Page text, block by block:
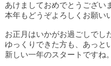
あけましておめでとうござい
本年もどうぞよろしくお願い
お正月はいかがお過ごしでし
ゆっくりできた方も、あっと
新しい一年のスタートですね。